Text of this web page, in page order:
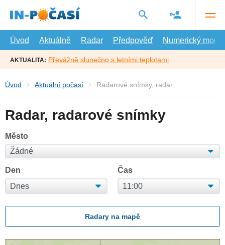
hlavní
Úvod
Aktuálně Radar Předpověď Numerický model
AKTUALITA: Převážně slunečno s letními teplotami
Úvod Aktuální počasí Radarové snímky, radar
Radar, radarové snímky
Město
Den Čas
Radary na mapě